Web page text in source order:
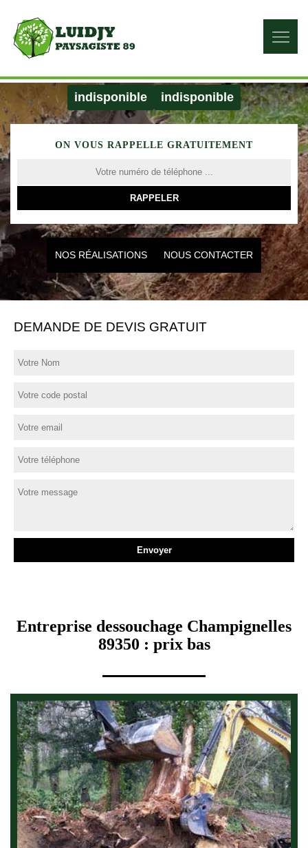
indisponible indisponible
ON VOUS RAPPELLE GRATUITEMENT
NOS RÉALISATIONS NOUS CONTACTER
DEMANDE DE DEVIS GRATUIT
Entreprise dessouchage Champignelles
89350 : prix bas